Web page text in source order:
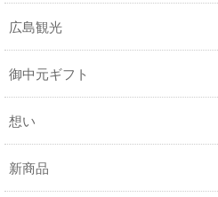
広島観光
御中元ギフト
想い
新商品